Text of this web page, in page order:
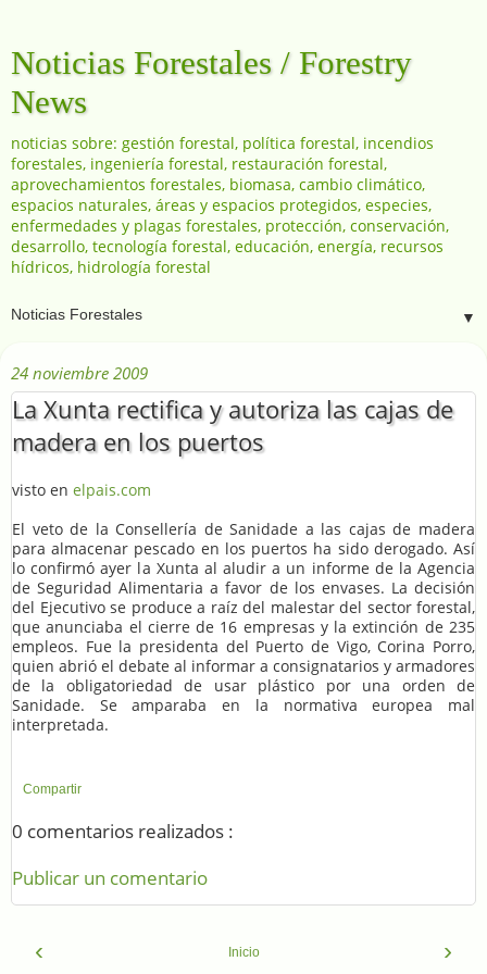
Noticias Forestales / Forestry
News
noticias sobre: gestión forestal, política forestal, incendios
forestales, ingeniería forestal, restauración forestal,
aprovechamientos forestales, biomasa, cambio climático,
espacios naturales, áreas y espacios protegidos, especies,
enfermedades y plagas forestales, protección, conservación,
desarrollo, tecnología forestal, educación, energía, recursos
hídricos, hidrología forestal
▼
24 noviembre 2009
La Xunta rectifica y autoriza las cajas de
madera en los puertos
visto en elpais.com
El veto de la Consellería de Sanidade a las cajas de madera
para almacenar pescado en los puertos ha sido derogado. Así
lo confirmó ayer la Xunta al aludir a un informe de la Agencia
de Seguridad Alimentaria a favor de los envases. La decisión
del Ejecutivo se produce a raíz del malestar del sector forestal,
que anunciaba el cierre de 16 empresas y la extinción de 235
empleos. Fue la presidenta del Puerto de Vigo, Corina Porro,
quien abrió el debate al informar a consignatarios y armadores
de la obligatoriedad de usar plástico por una orden de
Sanidade. Se amparaba en la normativa europea mal
interpretada.
Compartir
0 comentarios realizados :
Publicar un comentario
‹ ›
Inicio